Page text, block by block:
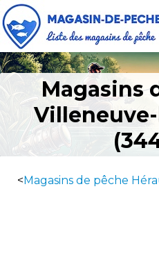
Magasins
<Magasins de pêche